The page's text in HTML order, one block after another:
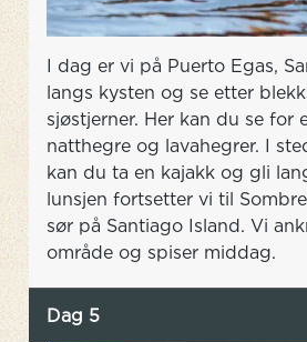
I dag er vi på Puerto Egas,
langs kysten og se etter
sjøstjerner. Her kan du se for
natthegre og lavahegrer. I
kan du ta en kajakk og gli
lunsjen fortsetter vi til
sør på Santiago Island. Vi
område og spiser middag.
Dag 5